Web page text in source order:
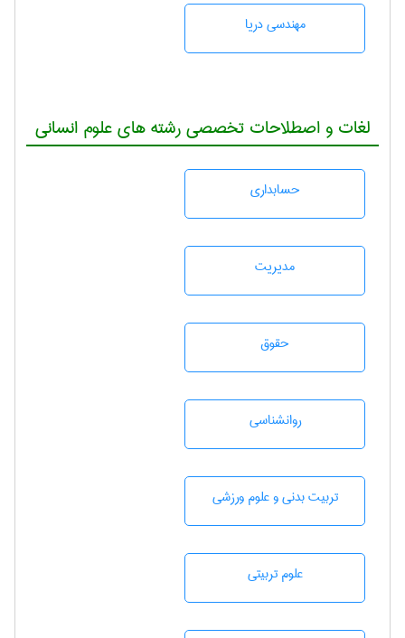
مهندسی دریا
لغات و اصطلاحات تخصصی رشته های علوم انسانی
حسابداری
مديريت
حقوق
روانشناسی
تربيت بدنی و علوم ورزشی
علوم تربيتی